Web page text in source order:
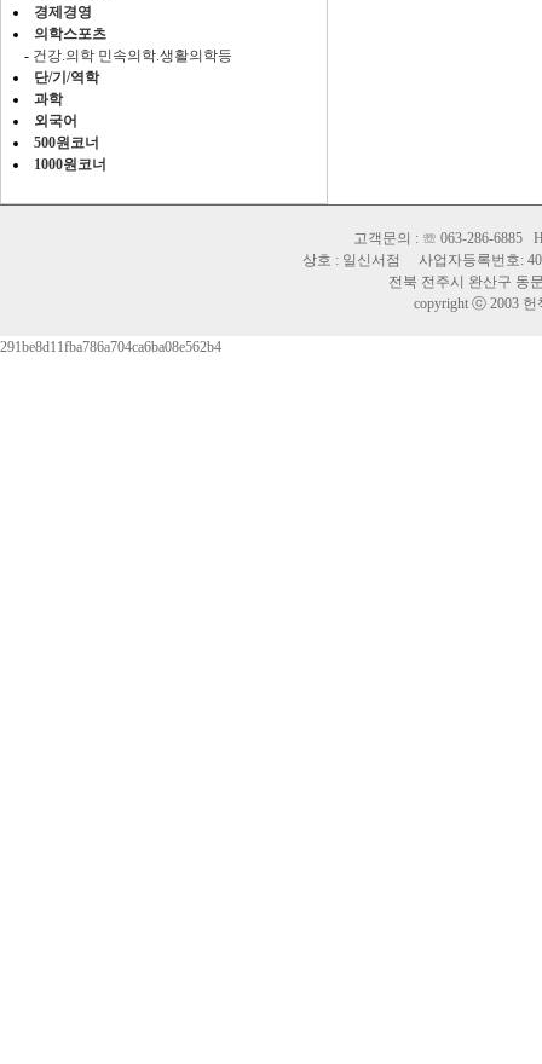
경제경영
의학스포츠
- 건강.의학 민속의학.생활의학등
단/기/역학
과학
외국어
500원코너
1000원코너
고객문의 : ☏ 063-286-
상호 : 일신서점 사업자등록번호:
전북 전주시 완산구 동
copyright ⓒ 2003 헌
291be8d11fba786a704ca6ba08e562b4